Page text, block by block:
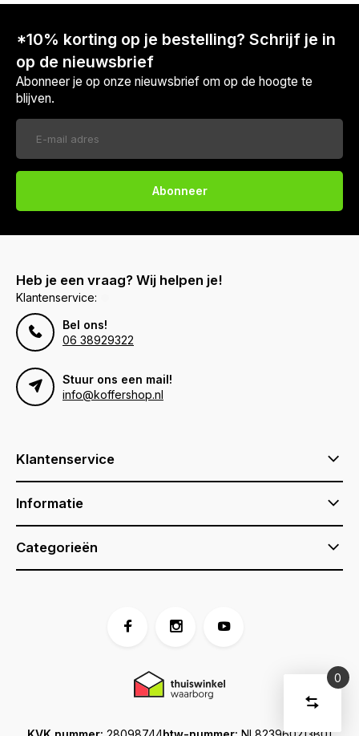
*10% korting op je bestelling? Schrijf je in
op de nieuwsbrief
Abonneer je op onze nieuwsbrief om op de hoogte te
blijven.
Abonneer
Heb je een vraag? Wij helpen je!
Klantenservice:
Bel ons!
06 38929322
Stuur ons een mail!
info@koffershop.nl
Klantenservice
Informatie
Categorieën
0
Vergelijk
Verwijder
U
Start